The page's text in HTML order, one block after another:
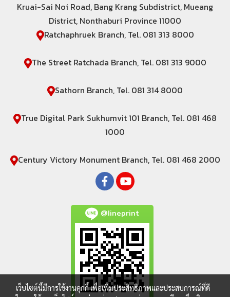
Kruai-Sai Noi Road, Bang Krang Subdistrict, Mueang
District, Nonthaburi Province 11000
Ratchaphruek Branch, Tel. 081 313 8000
The Street Ratchada Branch, Tel. 081 313 9000
Sathorn Branch, Tel. 081 314 8000
True Digital Park Sukhumvit 101 Branch, Tel. 081 468
1000
Century Victory Monument Branch, Tel. 081 468 2000
@lineprint
เว็บไซต์นี้มีการใช้งานคุกกี้ เพื่อเพิ่มประสิทธิภาพและประสบการณ์ที่ดี